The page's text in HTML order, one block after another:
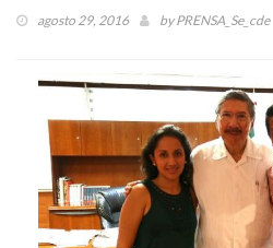
agosto 29, 2016 byPRENSA_Se_cde